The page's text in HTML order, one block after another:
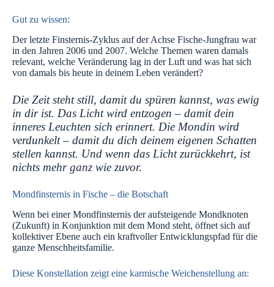
Gut zu wissen:
Der letzte Finsternis-Zyklus auf der Achse Fische-Jungfrau war
in den Jahren 2006 und 2007. Welche Themen waren damals
relevant, welche Veränderung lag in der Luft und was hat sich
von damals bis heute in deinem Leben verändert?
Die Zeit steht still, damit du spüren kannst, was ewig
in dir ist. Das Licht wird entzogen – damit dein
inneres Leuchten sich erinnert. Die Mondin wird
verdunkelt – damit du dich deinem eigenen Schatten
stellen kannst. Und wenn das Licht zurückkehrt, ist
nichts mehr ganz wie zuvor.
Mondfinsternis in Fische – die Botschaft
Wenn bei einer Mondfinsternis der aufsteigende Mondknoten
(Zukunft) in Konjunktion mit dem Mond steht, öffnet sich auf
kollektiver Ebene auch ein kraftvoller Entwicklungspfad für die
ganze Menschheitsfamilie.
Diese Konstellation zeigt eine karmische Weichenstellung an: